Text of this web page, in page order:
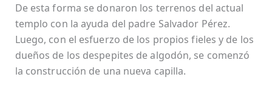
De esta forma se donaron los terrenos del actual
templo con la ayuda del padre Salvador Pérez.
Luego, con el esfuerzo de los propios fieles y de los
dueños de los despepites de algodón, se comenzó
la construcción de una nueva capilla.